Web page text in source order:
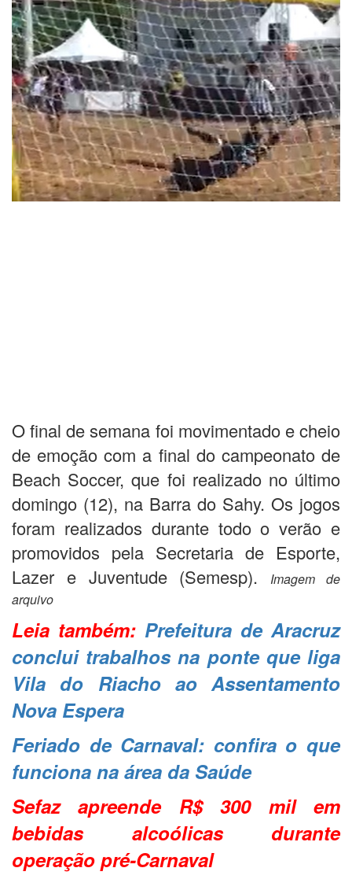
O final de semana foi movimentado e cheio
de emoção com a final do campeonato de
Beach Soccer, que foi realizado no último
domingo (12), na Barra do Sahy. Os jogos
foram realizados durante todo o verão e
promovidos pela Secretaria de Esporte,
Lazer e Juventude (Semesp).
Imagem de
arquivo
Leia também: Prefeitura de Aracruz
conclui trabalhos na ponte que liga
Vila do Riacho ao Assentamento
Nova Espera
Feriado de Carnaval: confira o que
funciona na área da Saúde
Sefaz apreende R$ 300 mil em
bebidas alcoólicas durante
operação pré-Carnaval